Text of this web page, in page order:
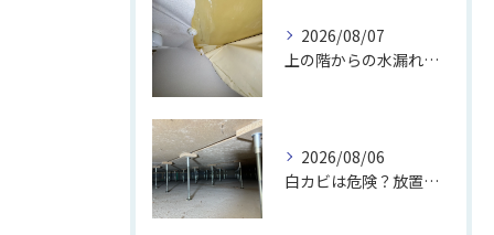
2026/08/07
上の階からの水漏れでカビ｜対処法と業者
2026/08/06
白カビは危険？放置のリスクと取り方